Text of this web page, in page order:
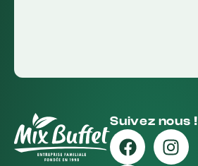
Suivez nous !